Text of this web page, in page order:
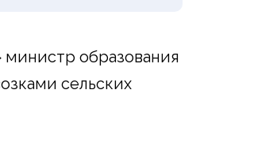
образования
сельских